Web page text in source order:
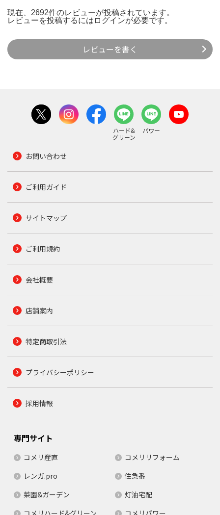
現在、2692件のレビューが投稿されています。
レビューを投稿するには ログインが必要です。
レビューを書く
ハード&
グリーン
パワー
お問い合わせ
ご利用ガイド
サイトマップ
ご利用規約
会社概要
店舗案内
特定商取引法
プライバシーポリシー
採用情報
専門サイト
コメリ産直
コメリリフォーム
レンガ.pro
住急番
菜園&ガーデン
灯油宅配